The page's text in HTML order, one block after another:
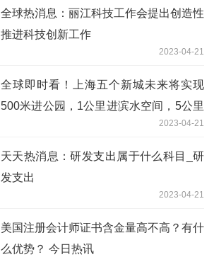
全球热消息：丽江科技工作会提出创造性
推进科技创新工作
2023-04-21
全球即时看！上海五个新城未来将实现
500米进公园，1公里进滨水空间，5公里
2023-04-21
天天热消息：研发支出属于什么科目_研
发支出
2023-04-21
美国注册会计师证书含金量高不高？有什
么优势？ 今日热讯